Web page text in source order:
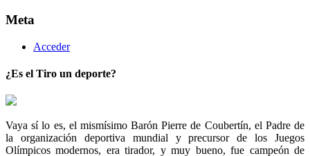
Meta
Acceder
¿Es el Tiro un deporte?
Vaya sí lo es, el mismísimo Barón Pierre de Coubertín, el Padre de
la organización deportiva mundial y precursor de los Juegos
Olímpicos modernos, era tirador, y muy bueno, fue campeón de